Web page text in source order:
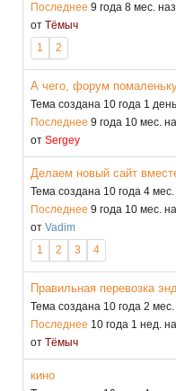
Последнее 9 года 8 мес.
от Тёмыч
1 2
А чего, форум
Тема создана 10 года 1
Последнее 9 года 10 мес.
от Sergey
Делаем новый сайт
Тема создана 10 года 4
Последнее 9 года 10 мес.
от Vadim
1 2 3 4
Правильная перевозка
Тема создана 10 года 2
Последнее 10 года 1 нед.
от Тёмыч
кино